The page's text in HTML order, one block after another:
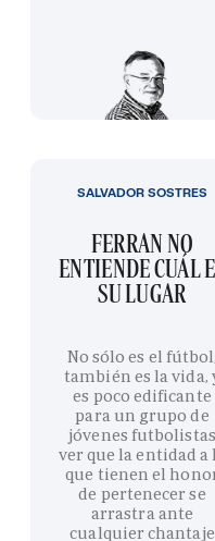
FERRAN NO
ENTIENDE CUÁL
SU LUGAR
No sólo es el fútbol,
también es la vida,
es poco edificante
para un grupo de
jóvenes futbolistas
ver que la entidad a
que tienen el
de pertenecer se
arrastra ante
cualquier chantaje
SALVADOR SOSTRES